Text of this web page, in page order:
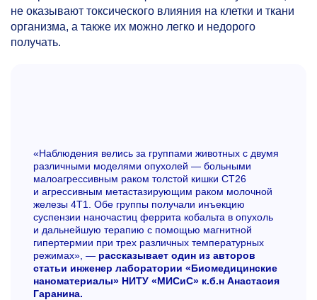
не оказывают токсического влияния на клетки и ткани
организма, а также их можно легко и недорого
получать.
«Наблюдения велись за группами животных с двумя
различными моделями опухолей — больными
малоагрессивным раком толстой кишки СТ26
и агрессивным метастазирующим раком молочной
железы 4Т1. Обе группы получали инъекцию
суспензии наночастиц феррита кобальта в опухоль
и дальнейшую терапию с помощью магнитной
гипертермии при трех различных температурных
режимах», — рассказывает один из авторов
статьи инженер лаборатории «Биомедицинские
наноматериалы» НИТУ «МИСиС» к.б.н Анастасия
Гаранина.